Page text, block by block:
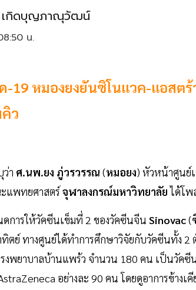
เกิดบุญภาณุวัฒน์
น.
-19 หมองยงยันซิโนแวค-แอสต
ว
ว่า ศ.นพ.ยง ภู่วรวรรณ (หมอยง) หัวหน้าศูนย์
แพทยศาสตร์ จุฬาลงกรณ์มหาวิทยาลัยได้โพ
การให้วัคซีนเข็มที่ 2 ของวัคซีนจีน Sinovac(
ทิตย์ ทางศูนย์ได้ทำการศึกษาวิจัยกับวัคซีนทั้ง
งพยาบาลบ้านแพร้ว จำนวน 180 คน เป็นวัค
อย่างละ 90 คน โดยดูอาการข้าง